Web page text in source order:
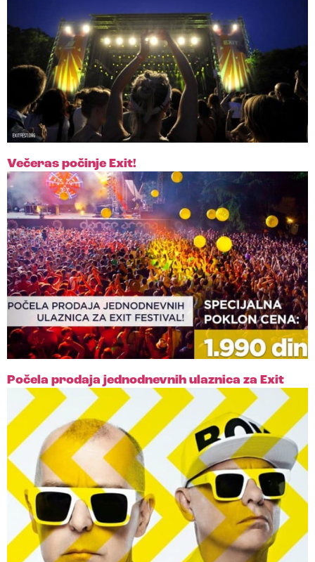
Večeras počinje Exit!
Počela prodaja jednodnevnih ulaznica za Exit